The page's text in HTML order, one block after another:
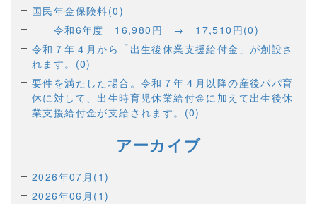
国民年金保険料(0)
令和6年度 16,980円 → 17,510円(0)
令和７年４月から「出生後休業支援給付金」が創設さ
れます。(0)
要件を満たした場合。令和７年４月以降の産後パパ育
休に対して、出生時育児休業給付金に加えて出生後休
業支援給付金が支給されます。(0)
アーカイブ
2026年07月(1)
2026年06月(1)